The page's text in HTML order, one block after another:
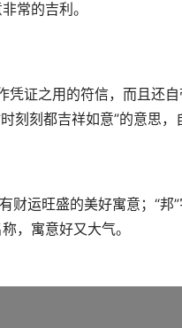
常的吉利。
证之用的符信，而且还自
刻刻都吉祥如意”的意思，
财运旺盛的美好寓意；“邦
，寓意好又大气。